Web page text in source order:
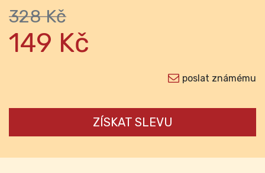
328 Kč
149 Kč
poslat známému
ZÍSKAT SLEVU